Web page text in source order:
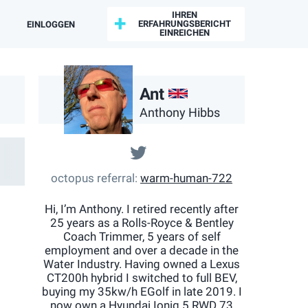
EINLOGGEN
IHREN
ERFAHRUNGSBERICHT
EINREICHEN
Ant
Anthony Hibbs
@@HibbsA
octopus referral warm-human-722
Hi, I’m Anthony. I retired recently after
25 years as a Rolls-Royce & Bentley
Coach Trimmer, 5 years of self
employment and over a decade in the
Water Industry. Having owned a Lexus
CT200h hybrid I switched to full BEV,
buying my 35kw/h EGolf in late 2019. I
now own a Hyundai Ioniq 5 RWD 73